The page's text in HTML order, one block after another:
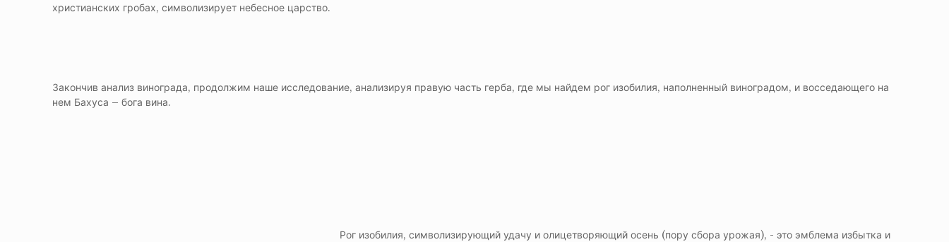
христианских гробах, символизирует небесное царство.
Закончив анализ винограда, продолжим наше исследование, анализируя правую часть герба, где мы найдем рог изобилия, наполненный виноградом, и восседающего на
нем Бахуса – бога вина.
Рог изобилия, символизирующий удачу и олицетворяющий осень (пору сбора урожая), - это эмблема избытка и